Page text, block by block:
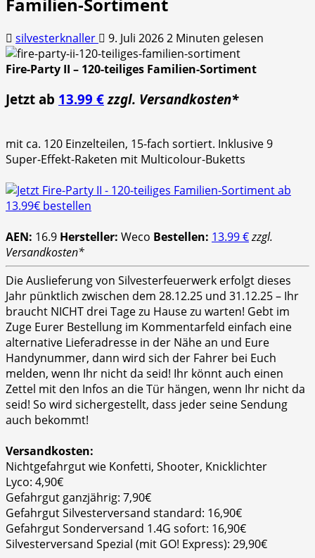
silvesterknaller 9. Juli 20262 Minuten gelesen
Fire-Party II – 120-teiliges Familien-Sortiment
Jetzt ab 13.99 € zzgl. Versandkosten*
mit ca. 120 Einzelteilen, 15-fach sortiert. Inklusive 9
Super-Effekt-Raketen mit Multicolour-Buketts
AEN: 16.9 Hersteller: Weco Bestellen: 13.99 €zzgl.
Versandkosten*
Die Auslieferung von Silvesterfeuerwerk erfolgt dieses
Jahr pünktlich zwischen dem 28.12.25 und 31.12.25 – Ihr
braucht NICHT drei Tage zu Hause zu warten! Gebt im
Zuge Eurer Bestellung im Kommentarfeld einfach eine
alternative Lieferadresse in der Nähe an und Eure
Handynummer, dann wird sich der Fahrer bei Euch
melden, wenn Ihr nicht da seid! Ihr könnt auch einen
Zettel mit den Infos an die Tür hängen, wenn Ihr nicht da
seid! So wird sichergestellt, dass jeder seine Sendung
auch bekommt!
Versandkosten:
Nichtgefahrgut wie Konfetti, Shooter, Knicklichter
Lyco: 4,90€
Gefahrgut ganzjährig: 7,90€
Gefahrgut Silvesterversand standard: 16,90€
Gefahrgut Sonderversand 1.4G sofort: 16,90€
Silvesterversand Spezial (mit GO! Express): 29,90€